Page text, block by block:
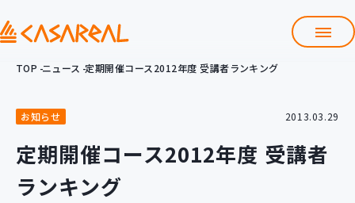
会社情報
サービス
プロダクト開発支援
クラウド導入支援
TOP ニュース 定期開催コース2012年度 受講者ランキング
お知らせ 2013.03.29
定期開催コース2012年度 受講者
ランキング